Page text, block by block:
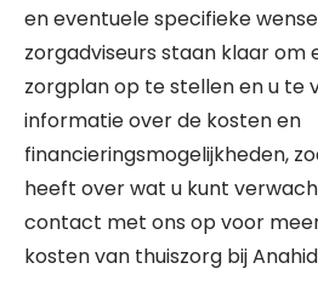
en eventuele specifieke
zorgadviseurs staan klaar om
zorgplan op te stellen en u te
informatie over de kosten en
financieringsmogelijkheden,
heeft over wat u kunt
contact met ons op voor
kosten van thuiszorg bij